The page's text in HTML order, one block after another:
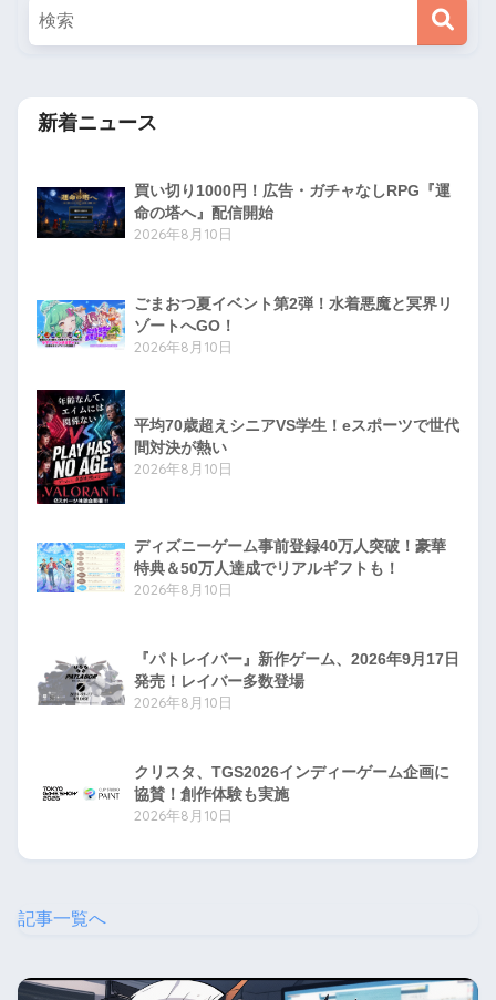
新着ニュース
買い切り1000円！広告・ガチャなしRPG『運
命の塔へ』配信開始
2026年8月10日
ごまおつ夏イベント第2弾！水着悪魔と冥界リ
ゾートへGO！
2026年8月10日
平均70歳超えシニアVS学生！eスポーツで世代
間対決が熱い
2026年8月10日
ディズニーゲーム事前登録40万人突破！豪華
特典＆50万人達成でリアルギフトも！
2026年8月10日
『パトレイバー』新作ゲーム、2026年9月17日
発売！レイバー多数登場
2026年8月10日
クリスタ、TGS2026インディーゲーム企画に
協賛！創作体験も実施
2026年8月10日
記事一覧へ